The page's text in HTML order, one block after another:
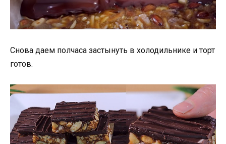
Снова даем полчаса застынуть в холодильнике и торт
готов.